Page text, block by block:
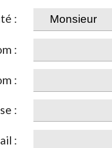
:
:
:
:
: